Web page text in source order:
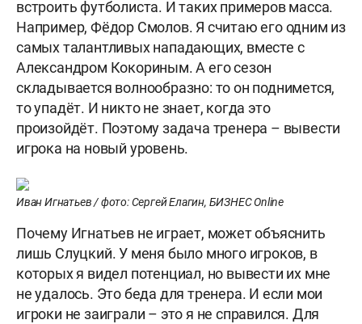
встроить футболиста. И таких примеров масса.
Например, Фёдор Смолов. Я считаю его одним из
самых талантливых нападающих, вместе с
Александром Кокориным. А его сезон
складывается волнообразно: то он поднимется,
то упадёт. И никто не знает, когда это
произойдёт. Поэтому задача тренера – вывести
игрока на новый уровень.
Иван Игнатьев / фото: Сергей Елагин, БИЗНЕС Online
Почему Игнатьев не играет, может объяснить
лишь Слуцкий. У меня было много игроков, в
которых я видел потенциал, но вывести их мне
не удалось. Это беда для тренера. И если мои
игроки не заиграли – это я не справился. Для